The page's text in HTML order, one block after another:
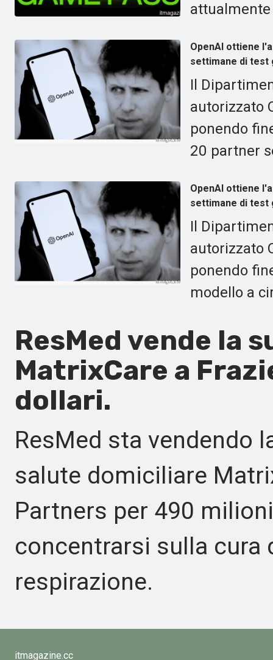
OpenAI ottiene
settimane di test
Il
autorizzato
ponendo
20 partner
OpenAI ottiene
settimane di test
Il
autorizzato
ponendo
modello a
ResMed vende la
MatrixCare a
dollari.
ResMed sta vendendo
salute domiciliare
Partners per 490
concentrarsi sulla cura
respirazione.
itmagazine.cc